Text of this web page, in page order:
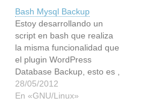
Bash Mysql Backup
Estoy desarrollando un
script en bash que realiza
la misma funcionalidad que
el plugin WordPress
Database Backup, esto es ,
que realiza una copia del
MySQL . A mayores he
28/05/2012
En «GNU/Linux»